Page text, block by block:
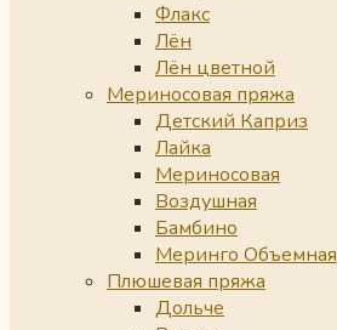
Флакс
Лён
Лён цветной
Мериносовая пряжа
Детский Каприз
Лайка
Мериносовая
Воздушная
Бамбино
Меринго Объемная
Плюшевая пряжа
Дольче